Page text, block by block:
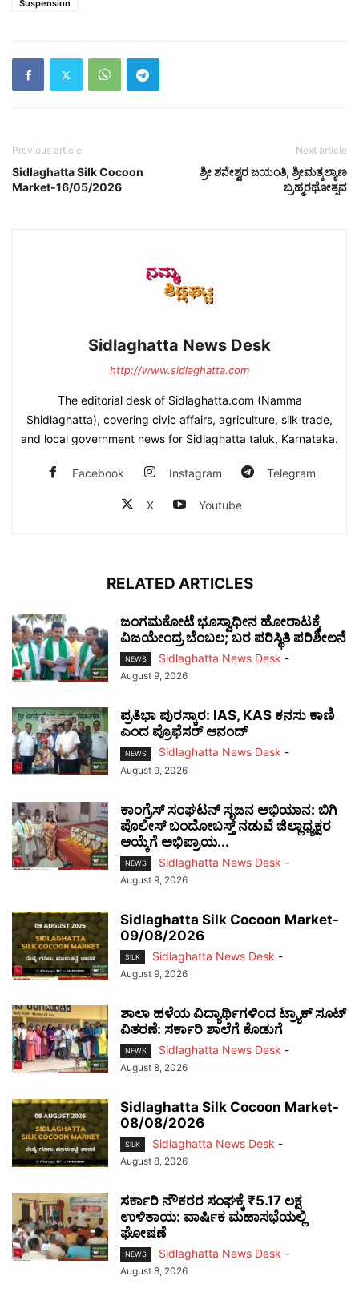
Suspension
Previous article
Sidlaghatta Silk Cocoon
Market-16/05/2026
Next article
ಶ್ರೀ ಶನೇಶ್ವರ ಜಯಂತಿ, ಶ್ರೀಮತ್ಕಲ್ಯಾಣ
ಬ್ರಹ್ಮರಥೋತ್ಸವ
Sidlaghatta News Desk
http://www.sidlaghatta.com
The editorial desk of Sidlaghatta.com (Namma
Shidlaghatta), covering civic affairs, agriculture, silk trade,
and local government news for Sidlaghatta taluk, Karnataka.
Facebook Instagram Telegram
X Youtube
RELATED ARTICLES
ಜಂಗಮಕೋಟೆ ಭೂಸ್ವಾಧೀನ ಹೋರಾಟಕ್ಕೆ
ವಿಜಯೇಂದ್ರ ಬೆಂಬಲ; ಬರ ಪರಿಸ್ಥಿತಿ ಪರಿಶೀಲನೆ
NEWS Sidlaghatta News Desk -
August 9, 2026
ಪ್ರತಿಭಾ ಪುರಸ್ಕಾರ: IAS, KAS ಕನಸು ಕಾಣಿ
ಎಂದ ಪ್ರೊಫೆಸರ್ ಆನಂದ್
NEWS Sidlaghatta News Desk -
August 9, 2026
ಕಾಂಗ್ರೆಸ್ ಸಂಘಟನ್ ಸೃಜನ ಅಭಿಯಾನ: ಬಿಗಿ
ಪೊಲೀಸ್ ಬಂದೋಬಸ್ತ್ ನಡುವೆ ಜಿಲ್ಲಾಧ್ಯಕ್ಷರ
ಆಯ್ಕೆಗೆ ಅಭಿಪ್ರಾಯ...
NEWS Sidlaghatta News Desk -
August 9, 2026
Sidlaghatta Silk Cocoon Market-
09/08/2026
SILK Sidlaghatta News Desk -
August 9, 2026
ಶಾಲಾ ಹಳೆಯ ವಿದ್ಯಾರ್ಥಿಗಳಿಂದ ಟ್ರ್ಯಾಕ್‌ ಸೂಟ್
ವಿತರಣೆ: ಸರ್ಕಾರಿ ಶಾಲೆಗೆ ಕೊಡುಗೆ
NEWS Sidlaghatta News Desk -
August 8, 2026
Sidlaghatta Silk Cocoon Market-
08/08/2026
SILK Sidlaghatta News Desk -
August 8, 2026
ಸರ್ಕಾರಿ ನೌಕರರ ಸಂಘಕ್ಕೆ ₹5.17 ಲಕ್ಷ
ಉಳಿತಾಯ: ವಾರ್ಷಿಕ ಮಹಾಸಭೆಯಲ್ಲಿ
ಘೋಷಣೆ
NEWS Sidlaghatta News Desk -
August 8, 2026